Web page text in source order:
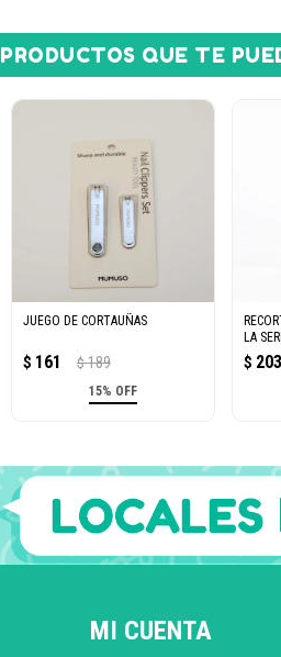
PRODUCTOS QUE TE
JUEGO DE CORTAUÑAS
$ 161 $ 189
15% OFF
LA
$ 203
MI CUENTA